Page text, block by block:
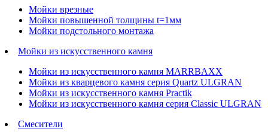
Мойки врезные
Мойки повышенной толщины t=1мм
Мойки подстольного монтажа
Мойки из искусственного камня
Мойки из искусственного камня MARRBAXX
Мойки из кварцевого камня серия Quartz ULGRAN
Мойки из искусственного камня Practik
Мойки из искусственного камня серия Classic ULGRAN
Смесители